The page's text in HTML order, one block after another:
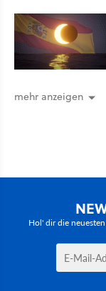
mehr anzeigen
Hol' dir die